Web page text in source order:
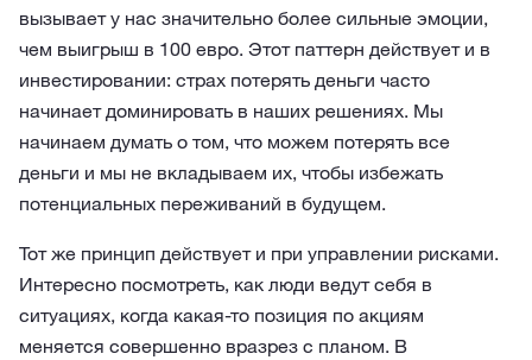
вызывает у нас значительно более сильные эмоции,
чем выигрыш в 100 евро. Этот паттерн действует и в
инвестировании: страх потерять деньги часто
начинает доминировать в наших решениях. Мы
начинаем думать о том, что можем потерять все
деньги и мы не вкладываем их, чтобы избежать
потенциальных переживаний в будущем.
Тот же принцип действует и при управлении рисками.
Интересно посмотреть, как люди ведут себя в
ситуациях, когда какая-то позиция по акциям
меняется совершенно вразрез с планом. В